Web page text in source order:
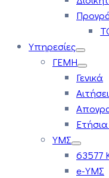
Υπηρεσίες
ΓΕΜΗ
Γενικά
ΥΜΣ
63577
e-ΥΜΣ